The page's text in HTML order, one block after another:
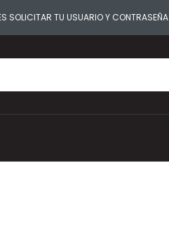
SOLICITAR TU USUARIO Y CONTRASEÑA